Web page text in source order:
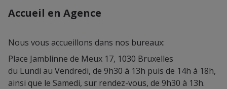
Accueil en Agence
Nous vous accueillons dans nos bureaux:
Place Jamblinne de Meux 17, 1030 Bruxelles
du Lundi au Vendredi, de 9h30 à 13h puis de 14h à 18h,
ainsi que le Samedi, sur rendez-vous, de 9h30 à 13h.